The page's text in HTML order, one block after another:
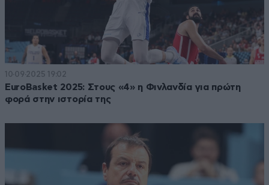
10·09·2025 19:02
EuroBasket 2025: Στους «4» η Φινλανδία για πρώτη
φορά στην ιστορία της